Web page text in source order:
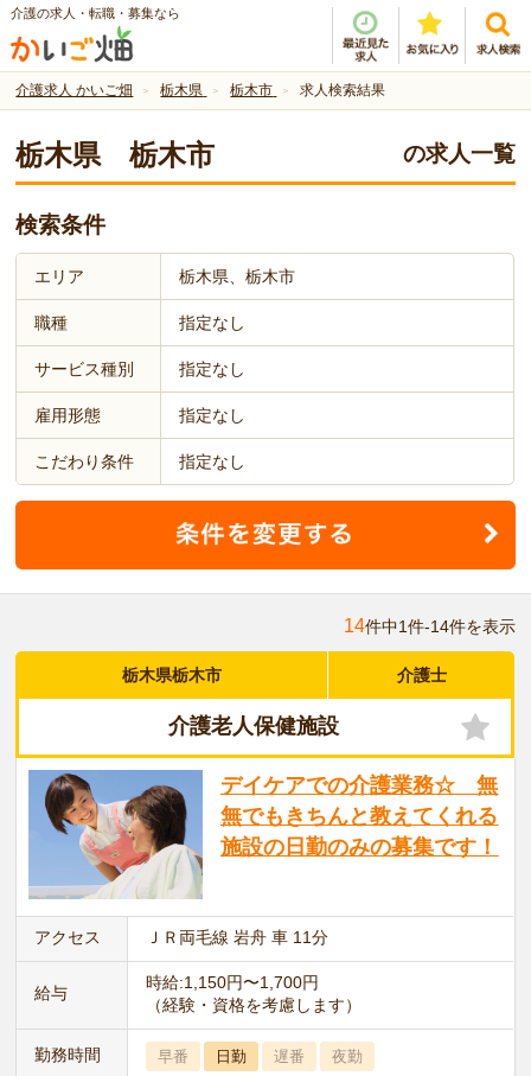
介護の求人・転職・募集なら
介護求人 かいご畑 栃木県 栃木市 求人検索結果
栃木県 栃木市 の求人一覧
検索条件
エリア 栃木県、栃木市
職種 指定なし
サービス種別 指定なし
雇用形態 指定なし
こだわり条件 指定なし
14件中1件-14件を表示
栃木県栃木市 介護士
介護老人保健施設
デイケアでの介護業務☆ 無
無でもきちんと教えてくれる
施設の日勤のみの募集です！
アクセス ＪＲ両毛線 岩舟 車 11分
給与
時給:1,150円〜1,700円
（経験・資格を考慮します）
勤務時間 早番 日勤 遅番 夜勤